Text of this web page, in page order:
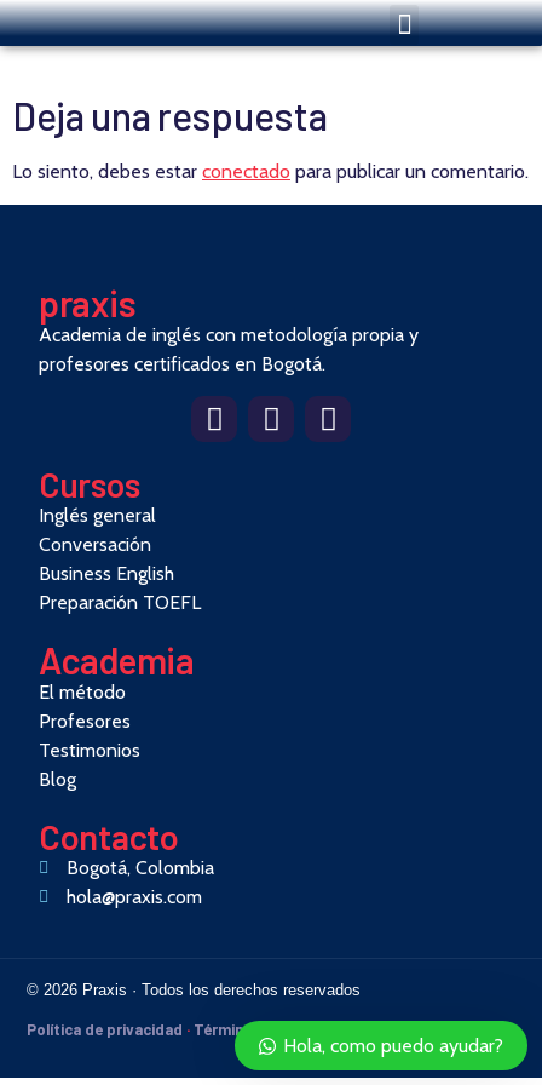
Deja una respuesta
Lo siento, debes estar conectado para publicar un comentario.
praxis
Academia de inglés con metodología propia y
profesores certificados en Bogotá.
Cursos
Inglés general
Conversación
Business English
Preparación TOEFL
Academia
El método
Profesores
Testimonios
Blog
Contacto
Bogotá, Colombia
hola@praxis.com
© 2026 Praxis · Todos los derechos reservados
Política de privacidad · Términos
Hola, como puedo ayudar?